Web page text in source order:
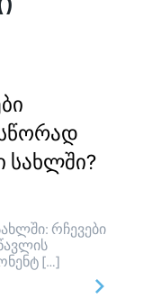
რჩევები
[…]